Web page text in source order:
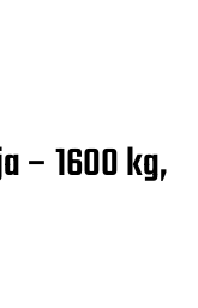
– 1600 kg,